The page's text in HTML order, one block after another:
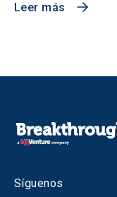
Leer más
Síguenos